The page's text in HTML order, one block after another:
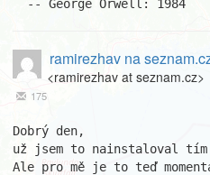
  -- George Orwell: 1984
ramirezhav na
<ramirezhav at seznam.cz>
175
Dobrý den,
už jsem to nainstaloval
Ale pro mě je to teď